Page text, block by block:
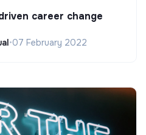
career change
•07 February 2022